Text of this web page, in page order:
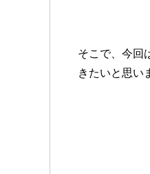
そこで、今回
きたいと思い